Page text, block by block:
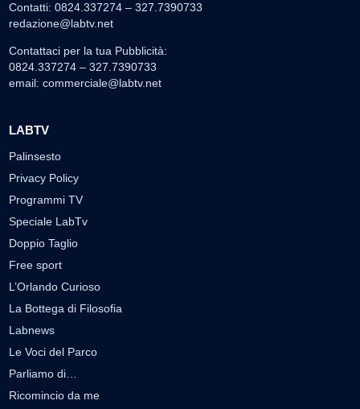
Contatti: 0824.337274 – 327.7390733
redazione@labtv.net
Contattaci per la tua Pubblicità:
0824.337274 – 327.7390733
email: commerciale@labtv.net
LABTV
Palinsesto
Privacy Policy
Programmi TV
Speciale LabTv
Doppio Taglio
Free sport
L’Orlando Curioso
La Bottega di Filosofia
Labnews
Le Voci del Parco
Parliamo di…
Ricomincio da me